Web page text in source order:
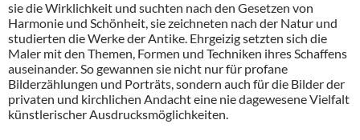
sie die Wirklichkeit und suchten nach den Gesetzen von
Harmonie und Schönheit, sie zeichneten nach der Natur und
studierten die Werke der Antike. Ehrgeizig setzten sich die
Maler mit den Themen, Formen und Techniken ihres Schaffens
auseinander. So gewannen sie nicht nur für profane
Bilderzählungen und Porträts, sondern auch für die Bilder der
privaten und kirchlichen Andacht eine nie dagewesene Vielfalt
künstlerischer Ausdrucksmöglichkeiten.